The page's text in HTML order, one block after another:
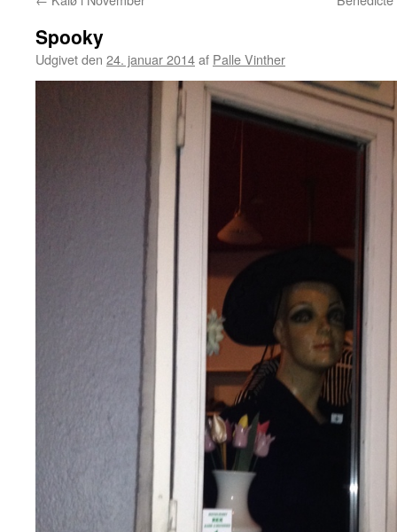
Spooky
Udgivet den 24. januar 2014af Palle Vinther